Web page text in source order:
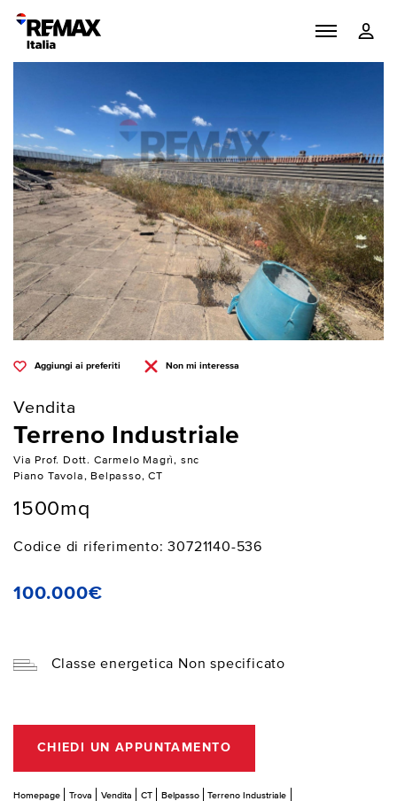
Aggiungi ai preferiti Non mi interessa
Vendita
Terreno Industriale
Via Prof. Dott. Carmelo Magrì, snc
Piano Tavola, Belpasso, CT
1500mq
Codice di riferimento: 30721140-536
100.000€
Classe energetica Non specificato
CHIEDI UN APPUNTAMENTO
Homepage Trova Vendita CT Belpasso
Terreno Industriale